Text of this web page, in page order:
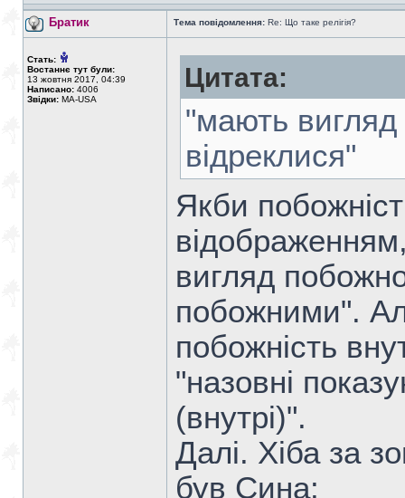
Братик Тема повідомлення: Re: Що таке релігія?
Стать:
Востаннє тут були:
13 жовтня 2017, 04:39
Написано: 4006
Звідки: MA-USA
Цитата:
"мають вигляд
відреклися"
Якби
вигляд
побожними".
побожність
"назовні
(внутрі)".
Далі. Хіба за
був Сина: